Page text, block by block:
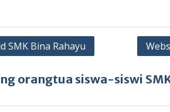
SMK Bina Rahayu
orangtua siswa-siswi